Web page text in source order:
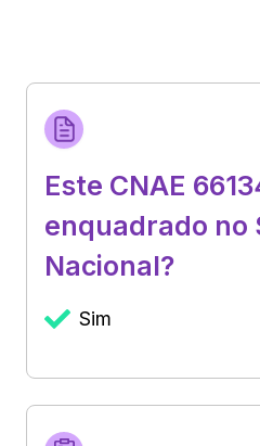
Este CNAE
enquadrado no
Nacional?
Sim